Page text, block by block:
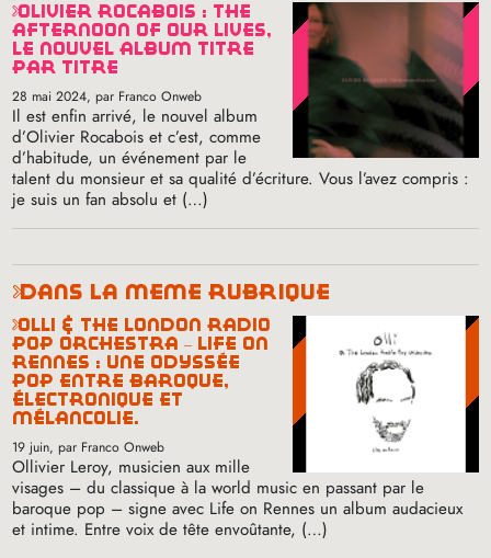
olivier rocabois : the
afternoon of our lives,
le nouvel album titre
par titre
28 mai 2024, par Franco Onweb
Il est enfin arrivé, le nouvel album
d’Olivier Rocabois et c’est, comme
d’habitude, un événement par le
talent du monsieur et sa qualité d’écriture. Vous l’avez compris :
je suis un fan absolu et (…)
dans la même rubrique
olli & the london radio
pop orchestra – life on
rennes : une odyssée
pop entre baroque,
électronique et
mélancolie.
19 juin, par Franco Onweb
Ollivier Leroy, musicien aux mille
visages – du classique à la world music en passant par le
baroque pop – signe avec Life on Rennes un album audacieux
et intime. Entre voix de tête envoûtante, (…)